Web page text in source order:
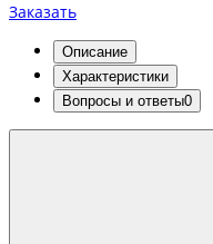
Заказать
Описание
Характеристики
Вопросы и ответы0